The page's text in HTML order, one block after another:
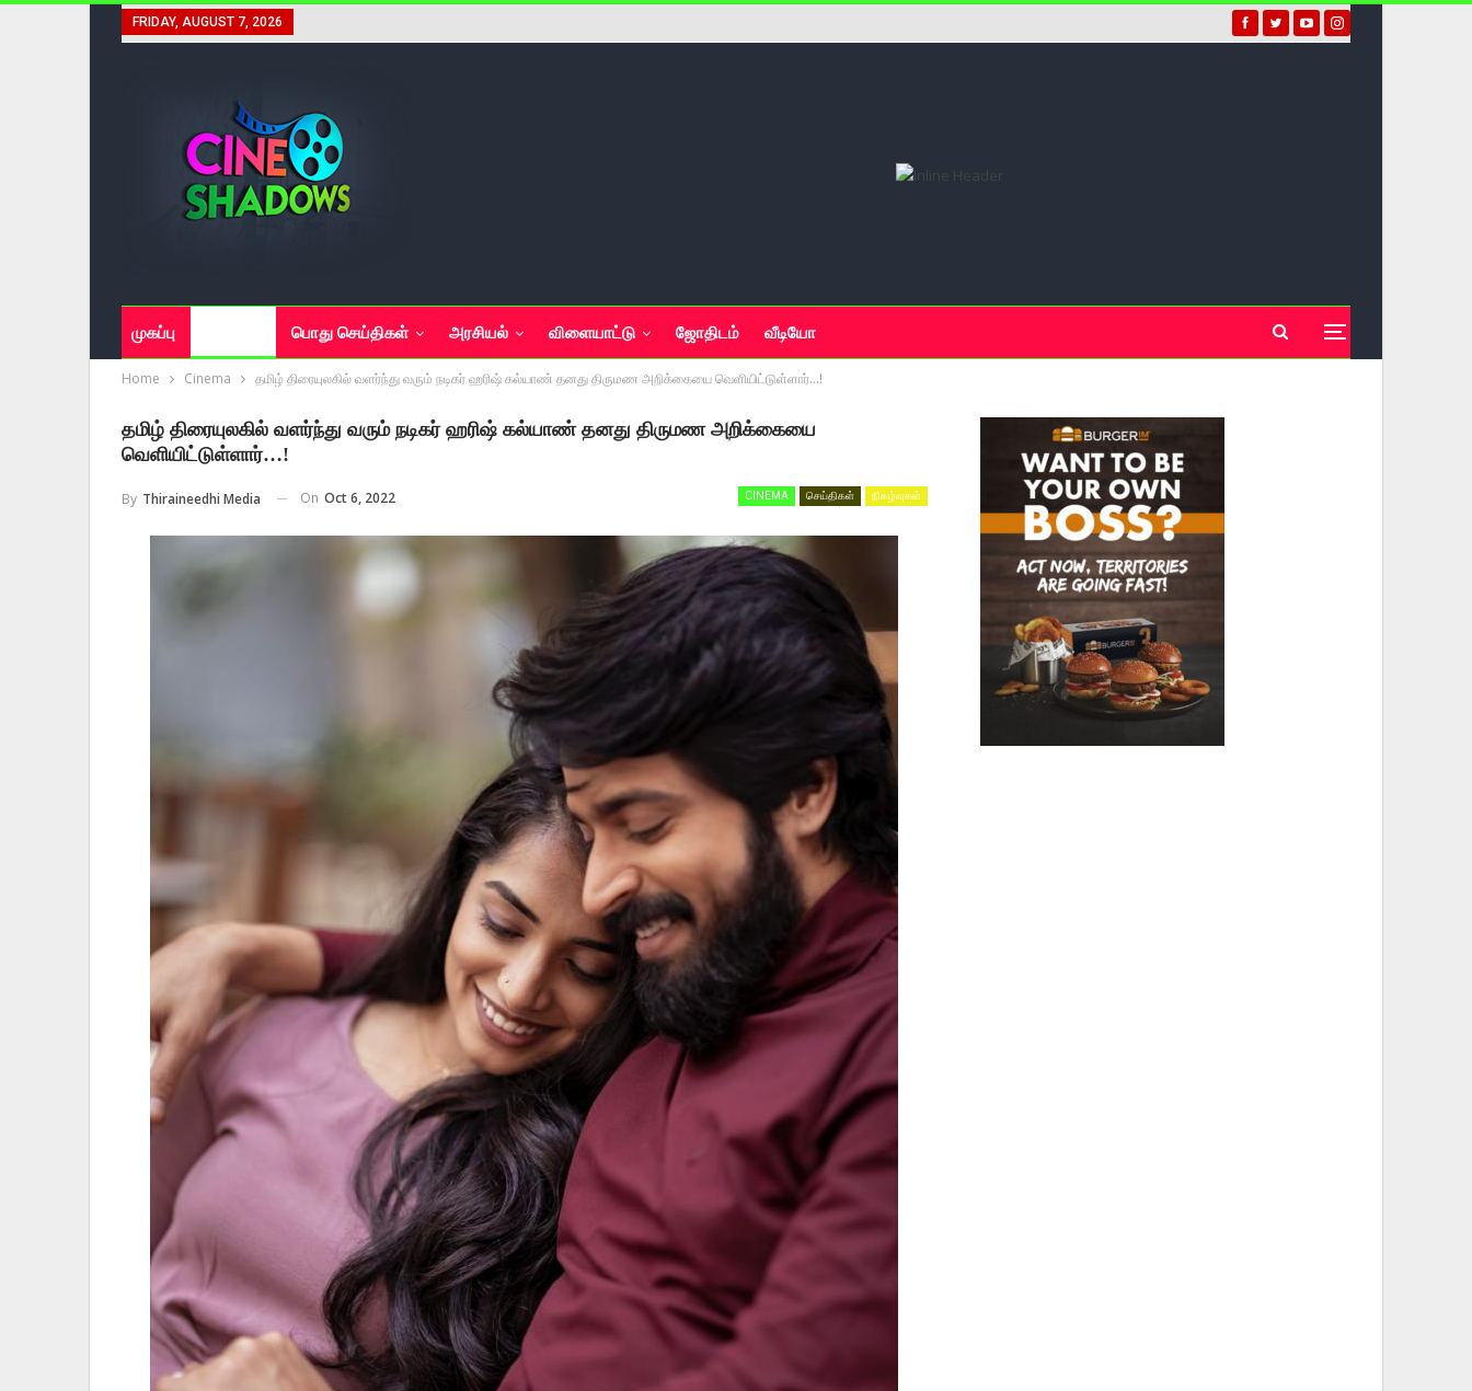
FRIDAY, AUGUST 7, 2026
முகப்பு பொது செய்திகள் அரசியல் விளையாட்டு ஜோதிடம் வீடியோ
Home Cinema தமிழ் திரையுலகில் வளர்ந்து வரும் நடிகர் ஹரிஷ் கல்யாண் தனது திருமண அறிக்கையை வெளியிட்டுள்ளார்…!
தமிழ் திரையுலகில் வளர்ந்து வரும் நடிகர் ஹரிஷ் கல்யாண் தனது திருமண அறிக்கையை
வெளியிட்டுள்ளார்…!
CINEMA செய்திகள் நிகழ்வுகள்
By Thiraineedhi Media On Oct 6, 2022